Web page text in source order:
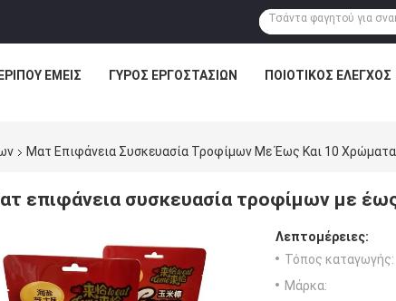
ΕΜΕΊΣ ΓΎΡΟΣ ΕΡΓΟΣΤΑΣΊΩΝ ΠΟΙΟΤΙΚΌΣ ΈΛΕΓΧΟΣ
Ματ Επιφάνεια Συσκευασία Τροφίμων Με Έως Και 10 Χρώματα
επιφάνεια συσκευασία τροφίμων με
Λεπτομέρειες:
Τόπος καταγωγής:
Μάρκα: